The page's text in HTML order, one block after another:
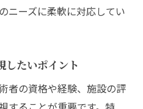
ニーズに柔軟に対応してい
したいポイント
者の資格や経験、施設の評